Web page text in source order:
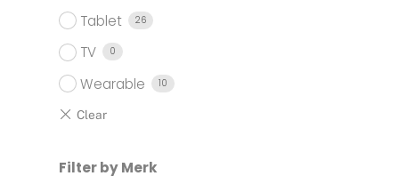
Tablet 26
TV 0
Wearable 10
Filter by Merk